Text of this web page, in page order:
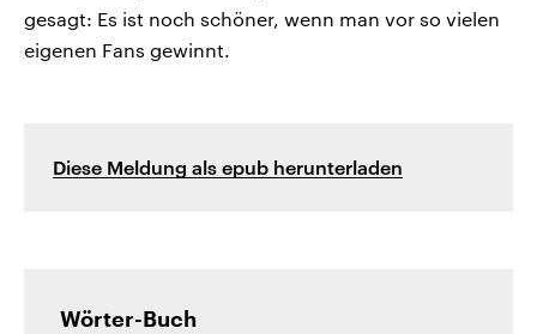
gesagt: Es ist noch schöner, wenn man vor so vielen
eigenen Fans gewinnt.
Diese Meldung als epub herunterladen
Wörter-Buch